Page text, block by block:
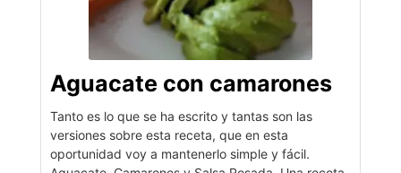
Aguacate con camarones
Tanto es lo que se ha escrito y tantas son las
versiones sobre esta receta, que en esta
oportunidad voy a mantenerlo simple y fácil.